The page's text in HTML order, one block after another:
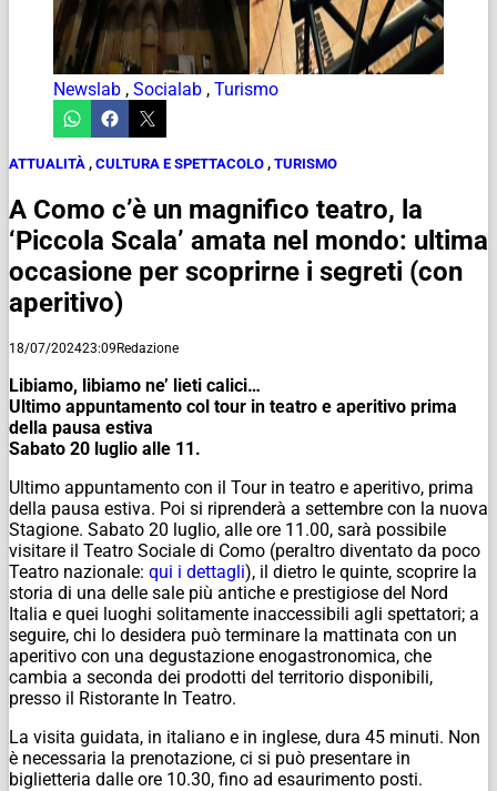
Newslab , Socialab , Turismo
ATTUALITÀ , CULTURA E SPETTACOLO , TURISMO
A Como c’è un magnifico teatro, la
‘Piccola Scala’ amata nel mondo: ultima
occasione per scoprirne i segreti (con
aperitivo)
18/07/202423:09Redazione
Libiamo, libiamo ne’ lieti calici…
Ultimo appuntamento col tour in teatro e aperitivo prima
della pausa estiva
Sabato 20 luglio alle 11.
Ultimo appuntamento con il Tour in teatro e aperitivo, prima
della pausa estiva. Poi si riprenderà a settembre con la nuova
Stagione. Sabato 20 luglio, alle ore 11.00, sarà possibile
visitare il Teatro Sociale di Como (peraltro diventato da poco
Teatro nazionale: qui i dettagli), il dietro le quinte, scoprire la
storia di una delle sale più antiche e prestigiose del Nord
Italia e quei luoghi solitamente inaccessibili agli spettatori; a
seguire, chi lo desidera può terminare la mattinata con un
aperitivo con una degustazione enogastronomica, che
cambia a seconda dei prodotti del territorio disponibili,
presso il Ristorante In Teatro.
La visita guidata, in italiano e in inglese, dura 45 minuti. Non
è necessaria la prenotazione, ci si può presentare in
biglietteria dalle ore 10.30, fino ad esaurimento posti.